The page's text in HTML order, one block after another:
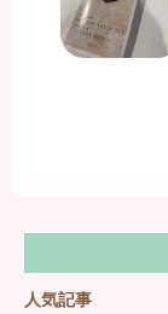
人気記事